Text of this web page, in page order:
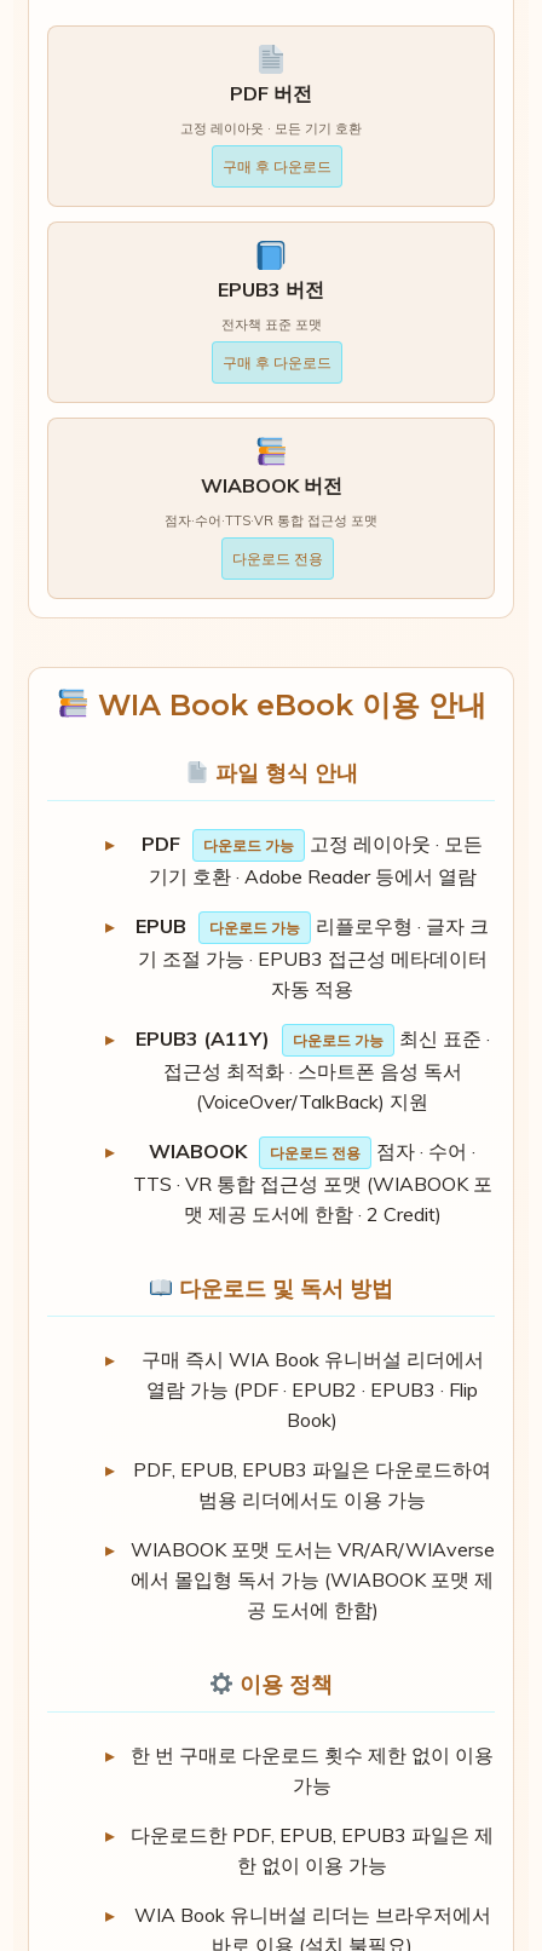
PDF 버전
고정 레이아웃 · 모든 기기 호환
구매 후 다운로드
EPUB3 버전
전자책 표준 포맷
구매 후 다운로드
WIABOOK 버전
점자·수어·TTS·VR 통합 접근성 포맷
다운로드 전용
WIA Book eBook 이용 안내
파일 형식 안내
PDF 다운로드 가능
고정 레이아웃 · 모든
기기 호환 · Adobe Reader 등에서 열람
EPUB 다운로드 가능
리플로우형 · 글자 크
기 조절 가능 · EPUB3 접근성 메타데이터
자동 적용
EPUB3 (A11Y) 다운로드 가능
최신 표준 ·
접근성 최적화 · 스마트폰 음성 독서
(VoiceOver/TalkBack) 지원
WIABOOK 다운로드 전용
점자 · 수어 ·
TTS · VR 통합 접근성 포맷 (WIABOOK 포
맷 제공 도서에 한함 · 2 Credit)
다운로드 및 독서 방법
구매 즉시 WIA Book 유니버설 리더에서
열람 가능 (PDF · EPUB2 · EPUB3 · Flip
Book)
PDF, EPUB, EPUB3 파일은 다운로드하여
범용 리더에서도 이용 가능
WIABOOK 포맷 도서는 VR/AR/WIAverse
에서 몰입형 독서 가능 (WIABOOK 포맷 제
공 도서에 한함)
이용 정책
한 번 구매로 다운로드 횟수 제한 없이 이용
가능
다운로드한 PDF, EPUB, EPUB3 파일은 제
한 없이 이용 가능
WIA Book 유니버설 리더는 브라우저에서
바로 이용 (설치 불필요)